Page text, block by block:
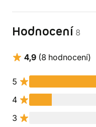
Hodnocení 8
4,9 (8 hodnocení)
5
4
3